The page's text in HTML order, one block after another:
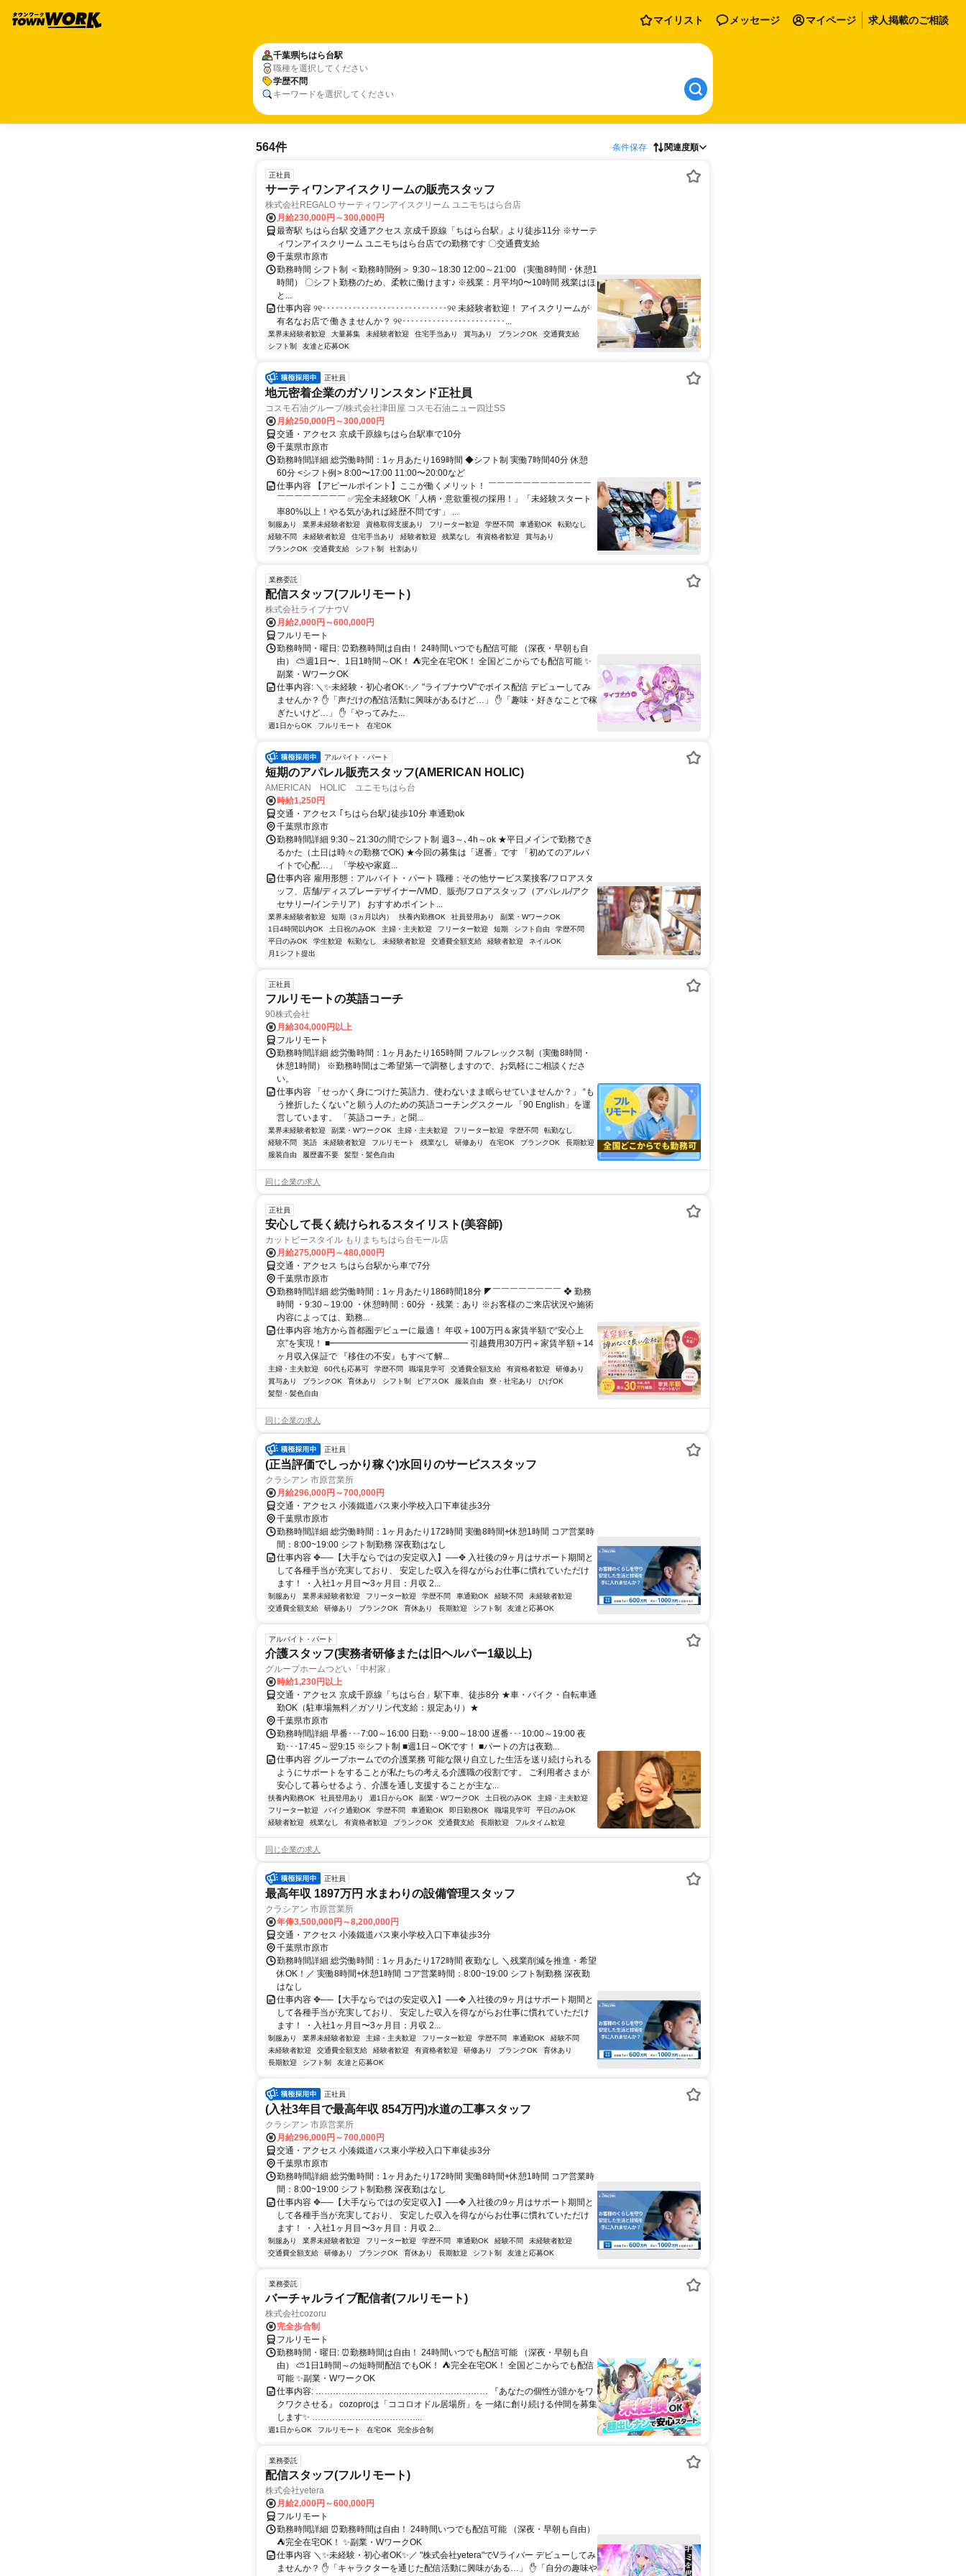
マイリスト メッセージ マイページ 求人掲載のご相談
千葉県ちはら台駅
職種を選択してください
学歴不問
キーワードを選択してください
564件 条件保存 関連度順
正社員
サーティワンアイスクリームの販売スタッフ
株式会社REGALO サーティワンアイスクリーム ユニモちはら台店
月給230,000円～300,000円
最寄駅 ちはら台駅 交通アクセス 京成千原線「ちはら台駅」より徒歩11分 ※サーテ
ィワンアイスクリーム ユニモちはら台店での勤務です 〇交通費支給
千葉県市原市
勤務時間 シフト制 ＜勤務時間例＞ 9:30～18:30 12:00～21:00 （実働8時間・休憩1
時間） 〇シフト勤務のため、柔軟に働けます♪ ※残業：月平均0〜10時間 残業はほ
と...
仕事内容 ୨୧･････････････････････････････୨୧ 未経験者歓迎！ アイスクリームが
有名なお店で 働きませんか？ ୨୧････････････････････････...
業界未経験者歓迎 大量募集 未経験者歓迎 住宅手当あり 賞与あり ブランクOK
交通費支給
シフト制
友達と応募OK
正社員
地元密着企業のガソリンスタンド正社員
コスモ石油グループ/株式会社津田屋 コスモ石油ニュー四辻SS
月給250,000円～300,000円
交通・アクセス 京成千原線ちはら台駅車で10分
千葉県市原市
勤務時間詳細 総労働時間：1ヶ月あたり169時間 ◆シフト制 実働7時間40分 休憩
60分 <シフト例> 8:00〜17:00 11:00〜20:00など
仕事内容 【アピールポイント】ここが働くメリット！ ￣￣￣￣￣￣￣￣￣￣￣￣
￣￣￣￣￣￣￣￣ ✅完全未経験OK「人柄・意欲重視の採用！」「未経験スタート
率80%以上！やる気があれば経歴不問です」 ...
制服あり 業界未経験者歓迎 資格取得支援あり フリーター歓迎 学歴不問 車通勤OK
転勤なし
経験不問
未経験者歓迎 住宅手当あり 経験者歓迎 残業なし 有資格者歓迎
賞与あり
ブランクOK
交通費支給 シフト制 社割あり
業務委託
配信スタッフ(フルリモート)
株式会社ライブナウV
月給2,000円～600,000円
フルリモート
勤務時間・曜日: ⏰勤務時間は自由！ 24時間いつでも配信可能 （深夜・早朝も自
由） ⛅週1日〜、1日1時間～OK！ ⛺完全在宅OK！ 全国どこからでも配信可能 ✨
副業・WワークOK
仕事内容: ＼✨未経験・初心者OK✨／ "ライブナウV"でボイス配信 デビューしてみ
ませんか？ ✋「声だけの配信活動に興味があるけど…」 ✋「趣味・好きなことで稼
ぎたいけど…」 ✋「やってみた...
週1日からOK フルリモート 在宅OK
アルバイト・パート
短期のアパレル販売スタッフ(AMERICAN HOLIC)
AMERICAN HOLIC ユニモちはら台
時給1,250円
交通・アクセス ｢ちはら台駅｣徒歩10分 車通勤ok
千葉県市原市
勤務時間詳細 9:30～21:30の間でシフト制 週3～､4h～ok ★平日メインで勤務でき
るかた（土日は時々の勤務でOK) ★今回の募集は「遅番」です 「初めてのアルバ
イトで心配…」 「学校や家庭...
仕事内容 雇用形態：アルバイト・パート 職種：その他サービス業接客/フロアスタ
ッフ、店舗/ディスプレーデザイナー/VMD、販売/フロアスタッフ（アパレル/アク
セサリー/インテリア） おすすめポイント...
業界未経験者歓迎 短期（3ヵ月以内） 扶養内勤務OK 社員登用あり
副業・WワークOK
1日4時間以内OK
土日祝のみOK 主婦・主夫歓迎 フリーター歓迎 短期 シフト自由
学歴不問
平日のみOK
学生歓迎 転勤なし 未経験者歓迎 交通費全額支給 経験者歓迎
ネイルOK
月1シフト提出
正社員
フルリモートの英語コーチ
90株式会社
月給304,000円以上
フルリモート
勤務時間詳細 総労働時間：1ヶ月あたり165時間 フルフレックス制（実働8時間・
休憩1時間） ※勤務時間はご希望第一で調整しますので、お気軽にご相談くださ
い。
仕事内容 「せっかく身につけた英語力、使わないまま眠らせていませんか？」 “も
う挫折したくない”と願う人のための英語コーチングスクール 「90 English」を運
営しています。 「英語コーチ」と聞...
業界未経験者歓迎 副業・WワークOK 主婦・主夫歓迎 フリーター歓迎 学歴不問
転勤なし
経験不問
英語 未経験者歓迎 フルリモート 残業なし 研修あり 在宅OK ブランクOK
長期歓迎
服装自由
履歴書不要 髪型・髪色自由
同じ企業の求人
正社員
安心して長く続けられるスタイリスト(美容師)
カットビースタイル もりまちちはら台モール店
月給275,000円～480,000円
交通・アクセス ちはら台駅から車で7分
千葉県市原市
勤務時間詳細 総労働時間：1ヶ月あたり186時間18分 ◤￣￣￣￣￣￣￣￣ ❖ 勤務
時間 ・9:30～19:00 ・休憩時間：60分 ・残業：あり ※お客様のご来店状況や施術
内容によっては、勤務...
仕事内容 地方から首都圏デビューに最適！ 年収＋100万円＆家賃半額で“安心上
京”を実現！ ■━━━━━━━━━━━━━━━━ 引越費用30万円＋家賃半額＋14
ヶ月収入保証で 『移住の不安』もすべて解...
主婦・主夫歓迎 60代も応募可 学歴不問 職場見学可 交通費全額支給 有資格者歓迎
研修あり
賞与あり
ブランクOK 育休あり シフト制 ピアスOK 服装自由 寮・社宅あり
ひげOK
髪型・髪色自由
同じ企業の求人
正社員
(正当評価でしっかり稼ぐ)水回りのサービススタッフ
クラシアン 市原営業所
月給296,000円～700,000円
交通・アクセス 小湊鐵道バス東小学校入口下車徒歩3分
千葉県市原市
勤務時間詳細 総労働時間：1ヶ月あたり172時間 実働8時間+休憩1時間 コア営業時
間：8:00~19:00 シフト制勤務 深夜勤はなし
仕事内容 ✥──【大手ならではの安定収入】──✥ 入社後の9ヶ月はサポート期間と
して各種手当が充実しており、 安定した収入を得ながらお仕事に慣れていただけ
ます！ ・入社1ヶ月目〜3ヶ月目：月収 2...
制服あり 業界未経験者歓迎 フリーター歓迎 学歴不問 車通勤OK 経験不問
未経験者歓迎
交通費全額支給
研修あり ブランクOK 育休あり 長期歓迎 シフト制 友達と応募OK
アルバイト・パート
介護スタッフ(実務者研修または旧ヘルパー1級以上)
グループホームつどい「中村家」
時給1,230円以上
交通・アクセス 京成千原線「ちはら台」駅下車、徒歩8分 ★車・バイク・自転車通
勤OK（駐車場無料／ガソリン代支給：規定あり）★
千葉県市原市
勤務時間詳細 早番･･･7:00～16:00 日勤･･･9:00～18:00 遅番･･･10:00～19:00 夜
勤･･･17:45～翌9:15 ※シフト制 ■週1日～OKです！ ■パートの方は夜勤...
仕事内容 グループホームでの介護業務 可能な限り自立した生活を送り続けられる
ようにサポートをすることが私たちの考える介護職の役割です。 ご利用者さまが
安心して暮らせるよう、介護を通し支援することが主な...
扶養内勤務OK 社員登用あり 週1日からOK 副業・WワークOK 土日祝のみOK
主婦・主夫歓迎
フリーター歓迎
バイク通勤OK 学歴不問 車通勤OK 即日勤務OK 職場見学可
平日のみOK
経験者歓迎
残業なし 有資格者歓迎 ブランクOK 交通費支給 長期歓迎 フルタイム歓迎
同じ企業の求人
正社員
最高年収 1897万円 水まわりの設備管理スタッフ
クラシアン 市原営業所
年俸3,500,000円～8,200,000円
交通・アクセス 小湊鐵道バス東小学校入口下車徒歩3分
千葉県市原市
勤務時間詳細 総労働時間：1ヶ月あたり172時間 夜勤なし ＼残業削減を推進・希望
休OK！／ 実働8時間+休憩1時間 コア営業時間：8:00~19:00 シフト制勤務 深夜勤
はなし
仕事内容 ✥──【大手ならではの安定収入】──✥ 入社後の9ヶ月はサポート期間と
して各種手当が充実しており、 安定した収入を得ながらお仕事に慣れていただけ
ます！ ・入社1ヶ月目〜3ヶ月目：月収 2...
制服あり 業界未経験者歓迎 主婦・主夫歓迎 フリーター歓迎 学歴不問 車通勤OK
経験不問
未経験者歓迎
交通費全額支給 経験者歓迎 有資格者歓迎 研修あり ブランクOK
育休あり
長期歓迎
シフト制 友達と応募OK
正社員
(入社3年目で最高年収 854万円)水道の工事スタッフ
クラシアン 市原営業所
月給296,000円～700,000円
交通・アクセス 小湊鐵道バス東小学校入口下車徒歩3分
千葉県市原市
勤務時間詳細 総労働時間：1ヶ月あたり172時間 実働8時間+休憩1時間 コア営業時
間：8:00~19:00 シフト制勤務 深夜勤はなし
仕事内容 ✥──【大手ならではの安定収入】──✥ 入社後の9ヶ月はサポート期間と
して各種手当が充実しており、 安定した収入を得ながらお仕事に慣れていただけ
ます！ ・入社1ヶ月目〜3ヶ月目：月収 2...
制服あり 業界未経験者歓迎 フリーター歓迎 学歴不問 車通勤OK 経験不問
未経験者歓迎
交通費全額支給
研修あり ブランクOK 育休あり 長期歓迎 シフト制 友達と応募OK
業務委託
バーチャルライブ配信者(フルリモート)
株式会社cozoru
完全歩合制
フルリモート
勤務時間・曜日: ⏰勤務時間は自由！ 24時間いつでも配信可能 （深夜・早朝も自
由） ⛅1日1時間～の短時間配信でもOK！ ⛺完全在宅OK！ 全国どこからでも配信
可能 ✨副業・WワークOK
仕事内容: …………………………………………………… 『あなたの個性が誰かをワ
クワクさせる』 cozoproは「ココロオドル居場所」を 一緒に創り続ける仲間を募集
します✨ ………………………………...
週1日からOK フルリモート 在宅OK 完全歩合制
業務委託
配信スタッフ(フルリモート)
株式会社yetera
月給2,000円～600,000円
フルリモート
勤務時間詳細 ⏰勤務時間は自由！ 24時間いつでも配信可能 （深夜・早朝も自由）
⛺完全在宅OK！ ✨副業・WワークOK
仕事内容 ＼✨未経験・初心者OK✨／ "株式会社yetera"でVライバー デビューしてみ
ませんか？ ✋「キャラクターを通じた配信活動に興味がある…」 ✋「自分の趣味や